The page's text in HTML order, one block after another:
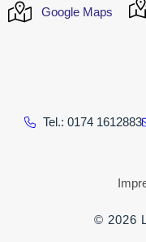
Google Maps
Tel.: 0174 1612883
© 2026